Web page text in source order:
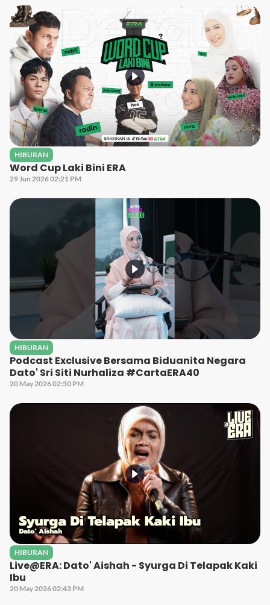
HIBURAN
Word Cup Laki Bini ERA
29 Jun 2026 02:21 PM
HIBURAN
Podcast Exclusive Bersama Biduanita Negara
Dato' Sri Siti Nurhaliza #CartaERA40
20 May 2026 02:50 PM
HIBURAN
Live@ERA: Dato' Aishah - Syurga Di Telapak Kaki
Ibu
20 May 2026 02:43 PM